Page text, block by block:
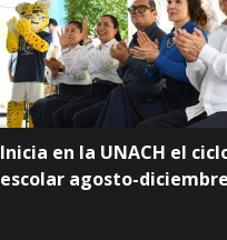
Inicia en la UNACH el
escolar agosto-